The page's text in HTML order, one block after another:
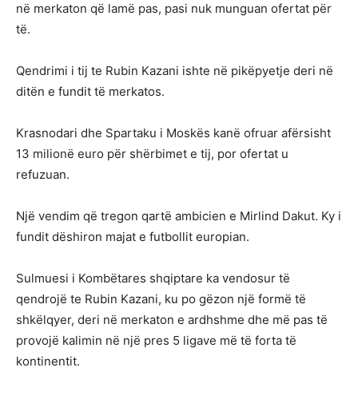
në merkaton që lamë pas, pasi nuk munguan ofertat për
të.
Qendrimi i tij te Rubin Kazani ishte në pikëpyetje deri në
ditën e fundit të merkatos.
Krasnodari dhe Spartaku i Moskës kanë ofruar afërsisht
13 milionë euro për shërbimet e tij, por ofertat u
refuzuan.
Një vendim që tregon qartë ambicien e Mirlind Dakut. Ky i
fundit dëshiron majat e futbollit europian.
Sulmuesi i Kombëtares shqiptare ka vendosur të
qendrojë te Rubin Kazani, ku po gëzon një formë të
shkëlqyer, deri në merkaton e ardhshme dhe më pas të
provojë kalimin në një pres 5 ligave më të forta të
kontinentit.